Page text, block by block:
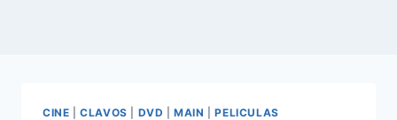
CINE |CLAVOS DVD |MAIN |PELICULAS